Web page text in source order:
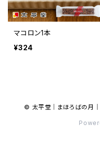
マコロン1本
¥324
© 太平堂｜まほろばの月｜